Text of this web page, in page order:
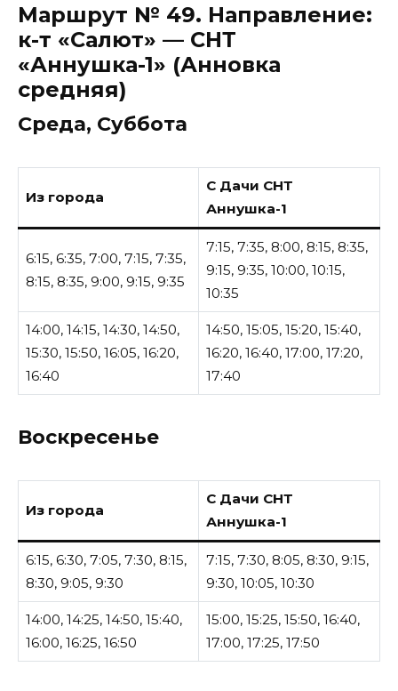
Маршрут № 49. Направление:
к-т «Салют» — СНТ
«Аннушка-1» (Анновка
средняя)
Среда, Суббота
Из города
С Дачи СНТ
Аннушка-1
6:15, 6:35, 7:00, 7:15, 7:35,
8:15, 8:35, 9:00, 9:15, 9:35
7:15, 7:35, 8:00, 8:15, 8:35,
9:15, 9:35, 10:00, 10:15,
10:35
14:00, 14:15, 14:30, 14:50,
15:30, 15:50, 16:05, 16:20,
16:40
14:50, 15:05, 15:20, 15:40,
16:20, 16:40, 17:00, 17:20,
17:40
Воскресенье
Из города
С Дачи СНТ
Аннушка-1
6:15, 6:30, 7:05, 7:30, 8:15,
8:30, 9:05, 9:30
7:15, 7:30, 8:05, 8:30, 9:15,
9:30, 10:05, 10:30
14:00, 14:25, 14:50, 15:40,
16:00, 16:25, 16:50
15:00, 15:25, 15:50, 16:40,
17:00, 17:25, 17:50